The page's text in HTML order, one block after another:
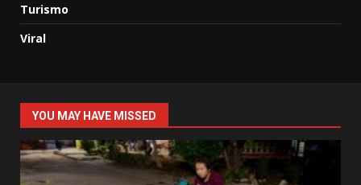
Turismo
Viral
YOU MAY HAVE MISSED